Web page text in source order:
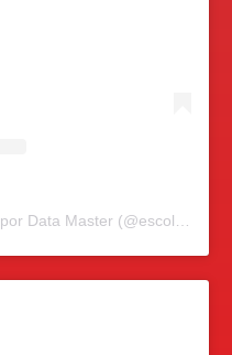
Uma publicação compartilhada por Data Master (@escoladatamaster)